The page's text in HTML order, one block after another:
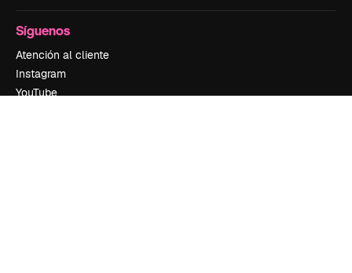
Síguenos
Atención al cliente
Instagram
YouTube